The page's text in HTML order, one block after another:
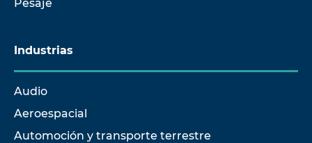
Pesaje
Industrias
Audio
Aeroespacial
Automoción y transporte terrestre